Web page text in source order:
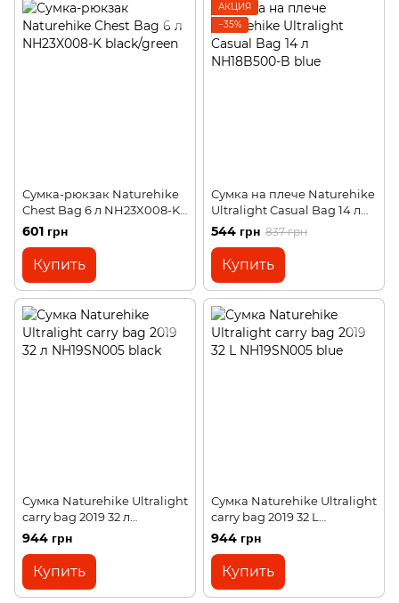
Сумка-рюкзак Naturehike
Chest Bag 6 л NH23X008-K
black/green
601 грн
Купить
АКЦИЯ
−35%
Сумка на плече Naturehike
Ultralight Casual Bag 14 л
NH18B500-B blue
544 грн 837 грн
Купить
Сумка Naturehike Ultralight
carry bag 2019 32 л
NH19SN005 black
944 грн
Купить
Сумка Naturehike Ultralight
carry bag 2019 32 L
NH19SN005 blue
944 грн
Купить